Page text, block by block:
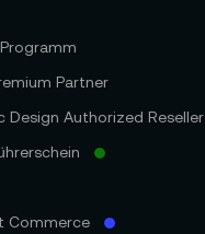
Partner
Design Authorized Reseller
Commerce